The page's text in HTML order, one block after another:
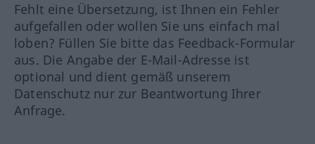
Fehlt eine Übersetzung, ist Ihnen ein Fehler
aufgefallen oder wollen Sie uns einfach mal
loben? Füllen Sie bitte das Feedback-Formular
aus. Die Angabe der E-Mail-Adresse ist
optional und dient gemäß unserem
Datenschutz nur zur Beantwortung Ihrer
Anfrage.